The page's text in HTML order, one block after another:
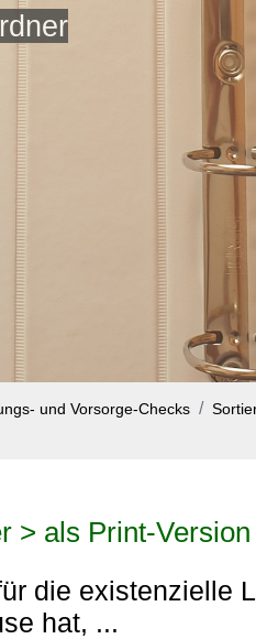
und Vorsorge-Checks
> als Print-Version
die existenzielle
hat, ...